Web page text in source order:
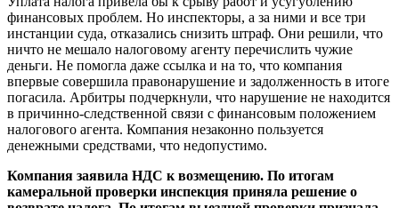
финансовых проблем. Но инспекторы, а за ними и все три
инстанции суда, отказались снизить штраф. Они решили, что
ничто не мешало налоговому агенту перечислить чужие
деньги. Не помогла даже ссылка и на то, что компания
впервые совершила правонарушение и задолженность в итоге
погасила. Арбитры подчеркнули, что нарушение не находится
в причинно-следственной связи с финансовым положением
налогового агента. Компания незаконно пользуется
денежными средствами, что недопустимо.
Компания заявила НДС к возмещению. По итогам
камеральной проверки инспекция приняла решение о